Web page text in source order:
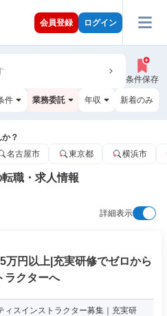
会員登録 ログイン
条件保存
件 業務委託 年収 新着のみ
？
名古屋市 東京都 横浜市
職・求人情報
詳細表示
万円以上|充実研修でゼロから
ラクターへ
ィスインストラクター募集｜充実研